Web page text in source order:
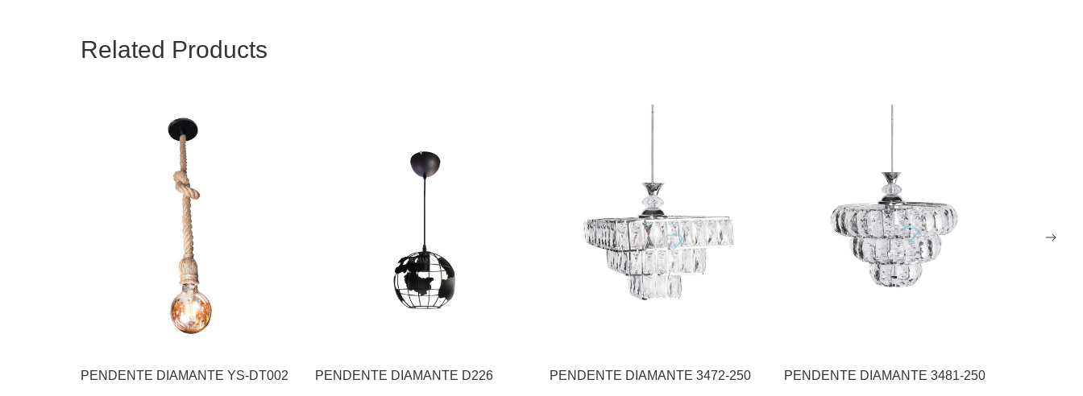
Related Products
PENDENTE DIAMANTE YS-DT002 PENDENTE DIAMANTE D226 PENDENTE DIAMANTE 3472-250 PENDENTE DIAMANTE 3481-250